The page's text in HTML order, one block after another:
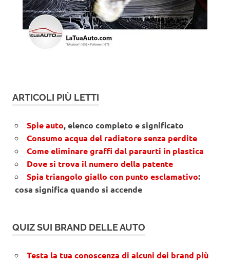
ARTICOLI PIÙ LETTI
Spie auto, elenco completo e significato
Consumo acqua del radiatore senza perdite
Come eliminare graffi dal paraurti in plastica
Dove si trova il numero della patente
Spia triangolo giallo con punto esclamativo:
cosa significa quando si accende
QUIZ SUI BRAND DELLE AUTO
Testa la tua conoscenza di alcuni dei brand più